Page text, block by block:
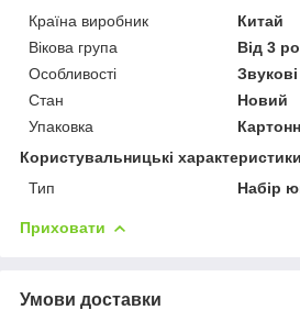
Країна виробник
Китай
Вікова група
Від 3
Особливості
Стан
Новий
Упаковка
Користувальницькі характеристики
Тип
Набір
Приховати
Умови доставки